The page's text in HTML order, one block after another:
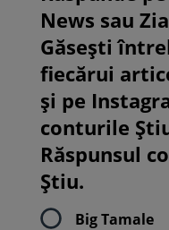
News sau
Găsești
fiecărui
și pe
conturile
Răspunsul
Știu.
Big Tamale